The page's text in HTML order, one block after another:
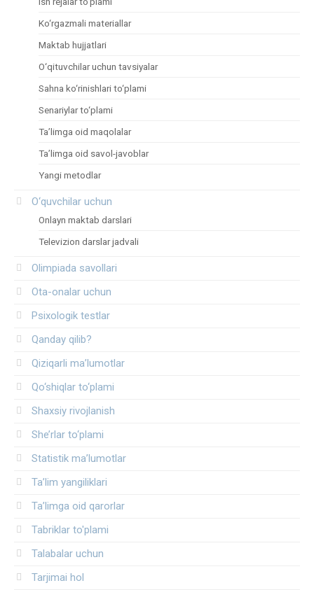
Ko‘rgazmali materiallar
Maktab hujjatlari
O‘qituvchilar uchun tavsiyalar
Sahna ko‘rinishlari to‘plami
Senariylar to‘plami
Ta’limga oid maqolalar
Ta’limga oid savol-javoblar
Yangi metodlar
O‘quvchilar uchun
Onlayn maktab darslari
Televizion darslar jadvali
Olimpiada savollari
Ota-onalar uchun
Psixologik testlar
Qanday qilib?
Qiziqarli ma’lumotlar
Qo‘shiqlar to‘plami
Shaxsiy rivojlanish
She’rlar to‘plami
Statistik ma’lumotlar
Ta’lim yangiliklari
Ta’limga oid qarorlar
Tabriklar to'plami
Talabalar uchun
Tarjimai hol